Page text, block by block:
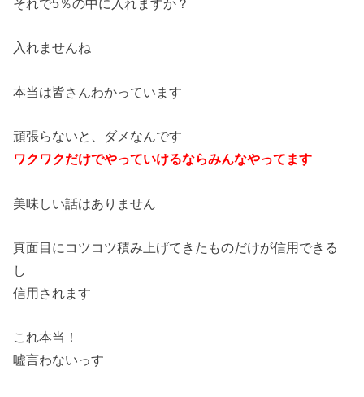
それで5％の中に入れますか？
入れませんね
本当は皆さんわかっています
頑張らないと、ダメなんです
ワクワクだけでやっていけるならみんなやってます
美味しい話はありません
真面目にコツコツ積み上げてきたものだけが信用できる
し
信用されます
これ本当！
嘘言わないっす